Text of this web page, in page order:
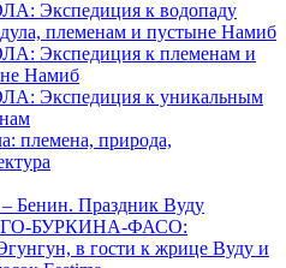
Экспедиция к водопаду
племенам и пустыне Намиб
Экспедиция к племенам и
Намиб
Экспедиция к уникальным
племена, природа,
– Бенин. Праздник Вуду
БУРКИНА-ФАСО:
в гости к жрице Вуду и